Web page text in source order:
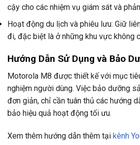
cậy cho các nhiệm vụ giám sát và
Hoạt động du lịch và phiêu lưu: Giữ
đi, đặc biệt là ở những khu vực không
Hướng Dẫn Sử Dụng và Bảo
Motorola M8 được thiết kế với mục
nghiệm người dùng. Việc bảo dưỡng
đơn giản, chỉ cần tuân thủ các hướng
bảo hiệu quả hoạt động tối ưu.
Xem thêm hướng dẫn thêm tại kênh